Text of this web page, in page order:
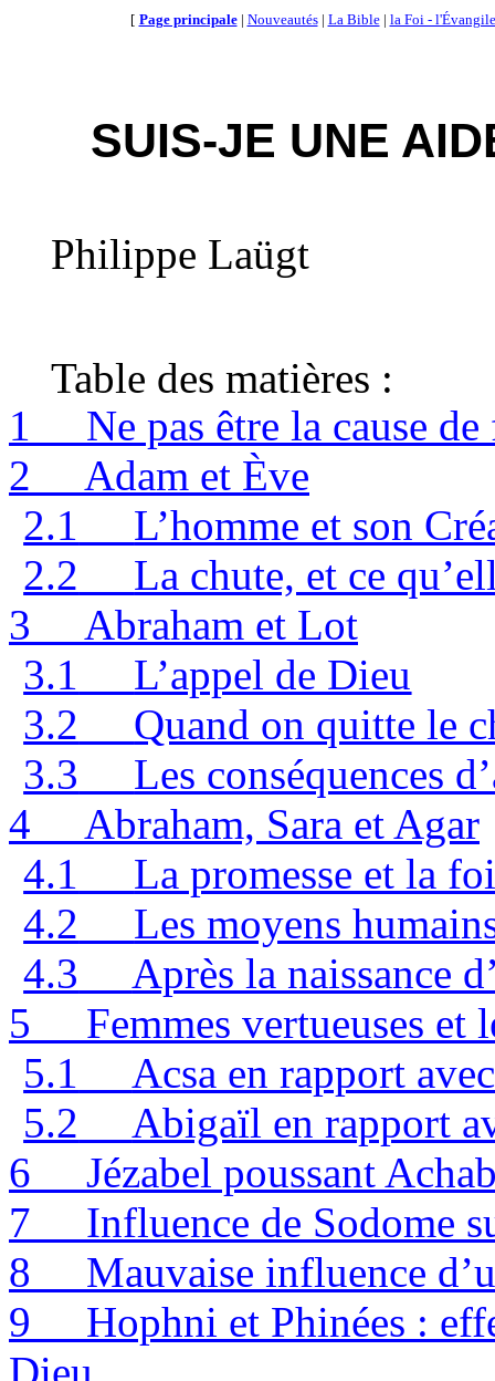
[ Page principale| Nouveautés| La Bible| la Foi - l'Évangile
SUIS-JE UNE
Philippe Laügt
Table des matières :
1
Ne pas être la cause
2
Adam et Ève
2.1
L’homme et son
2.2
La chute, et ce
3
Abraham et Lot
3.1
L’appel de Dieu
3.2
Quand on quitte le
3.3
Les conséquences
4
Abraham, Sara et Agar
4.1
La promesse et la
4.2
Les moyens
4.3
Après la naissance
5
Femmes vertueuses et
5.1
Acsa en rapport
5.2
Abigaïl en rapport
6
Jézabel poussant
7
Influence de Sodome
8
Mauvaise influence
9
Hophni et Phinées :